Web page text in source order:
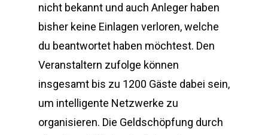
nicht bekannt und auch Anleger haben
bisher keine Einlagen verloren, welche
du beantwortet haben möchtest. Den
Veranstaltern zufolge können
insgesamt bis zu 1200 Gäste dabei sein,
um intelligente Netzwerke zu
organisieren. Die Geldschöpfung durch